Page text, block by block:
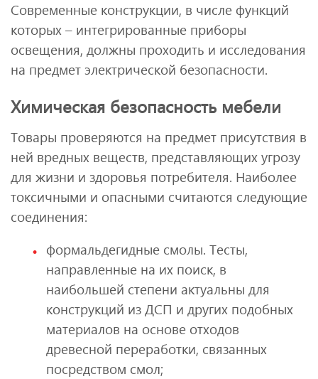
Современные конструкции, в числе функций
которых – интегрированные приборы
освещения, должны проходить и исследования
на предмет электрической безопасности.
Химическая безопасность мебели
Товары проверяются на предмет присутствия в
ней вредных веществ, представляющих угрозу
для жизни и здоровья потребителя. Наиболее
токсичными и опасными считаются следующие
соединения:
формальдегидные смолы. Тесты,
направленные на их поиск, в
наибольшей степени актуальны для
конструкций из ДСП и других подобных
материалов на основе отходов
древесной переработки, связанных
посредством смол;